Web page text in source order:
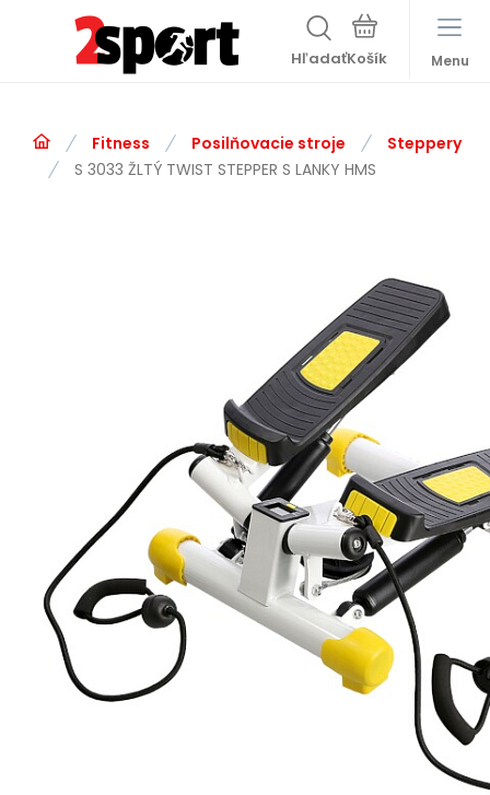
Hľadať Menu
Fitness Posilňovacie stroje
Steppery
S 3033 ŽLTÝ TWIST STEPPER S LANKY HMS